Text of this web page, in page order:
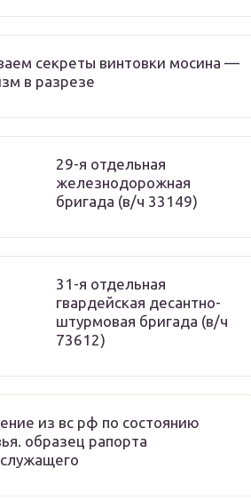
секреты винтовки мосина —
в разрезе
29-я отдельная
железнодорожная
бригада (в/ч 33149)
31-я отдельная
гвардейская десантно-
штурмовая бригада (в/ч
73612)
из вс рф по состоянию
образец рапорта